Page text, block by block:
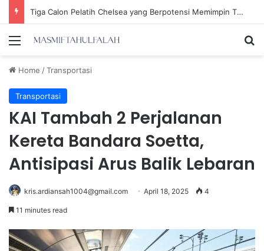
Ria Ricis Mengaku Operasi Hidung karena Sinusitis, Tompi: Belum Tentu Tidak Benar!
Menu
Home /Transportasi
Transportasi
KAI Tambah 2 Perjalanan
Kereta Bandara Soetta,
Antisipasi Arus Balik Lebaran
kris.ardiansah1004@gmail.com April 18, 2025 4
11 minutes read